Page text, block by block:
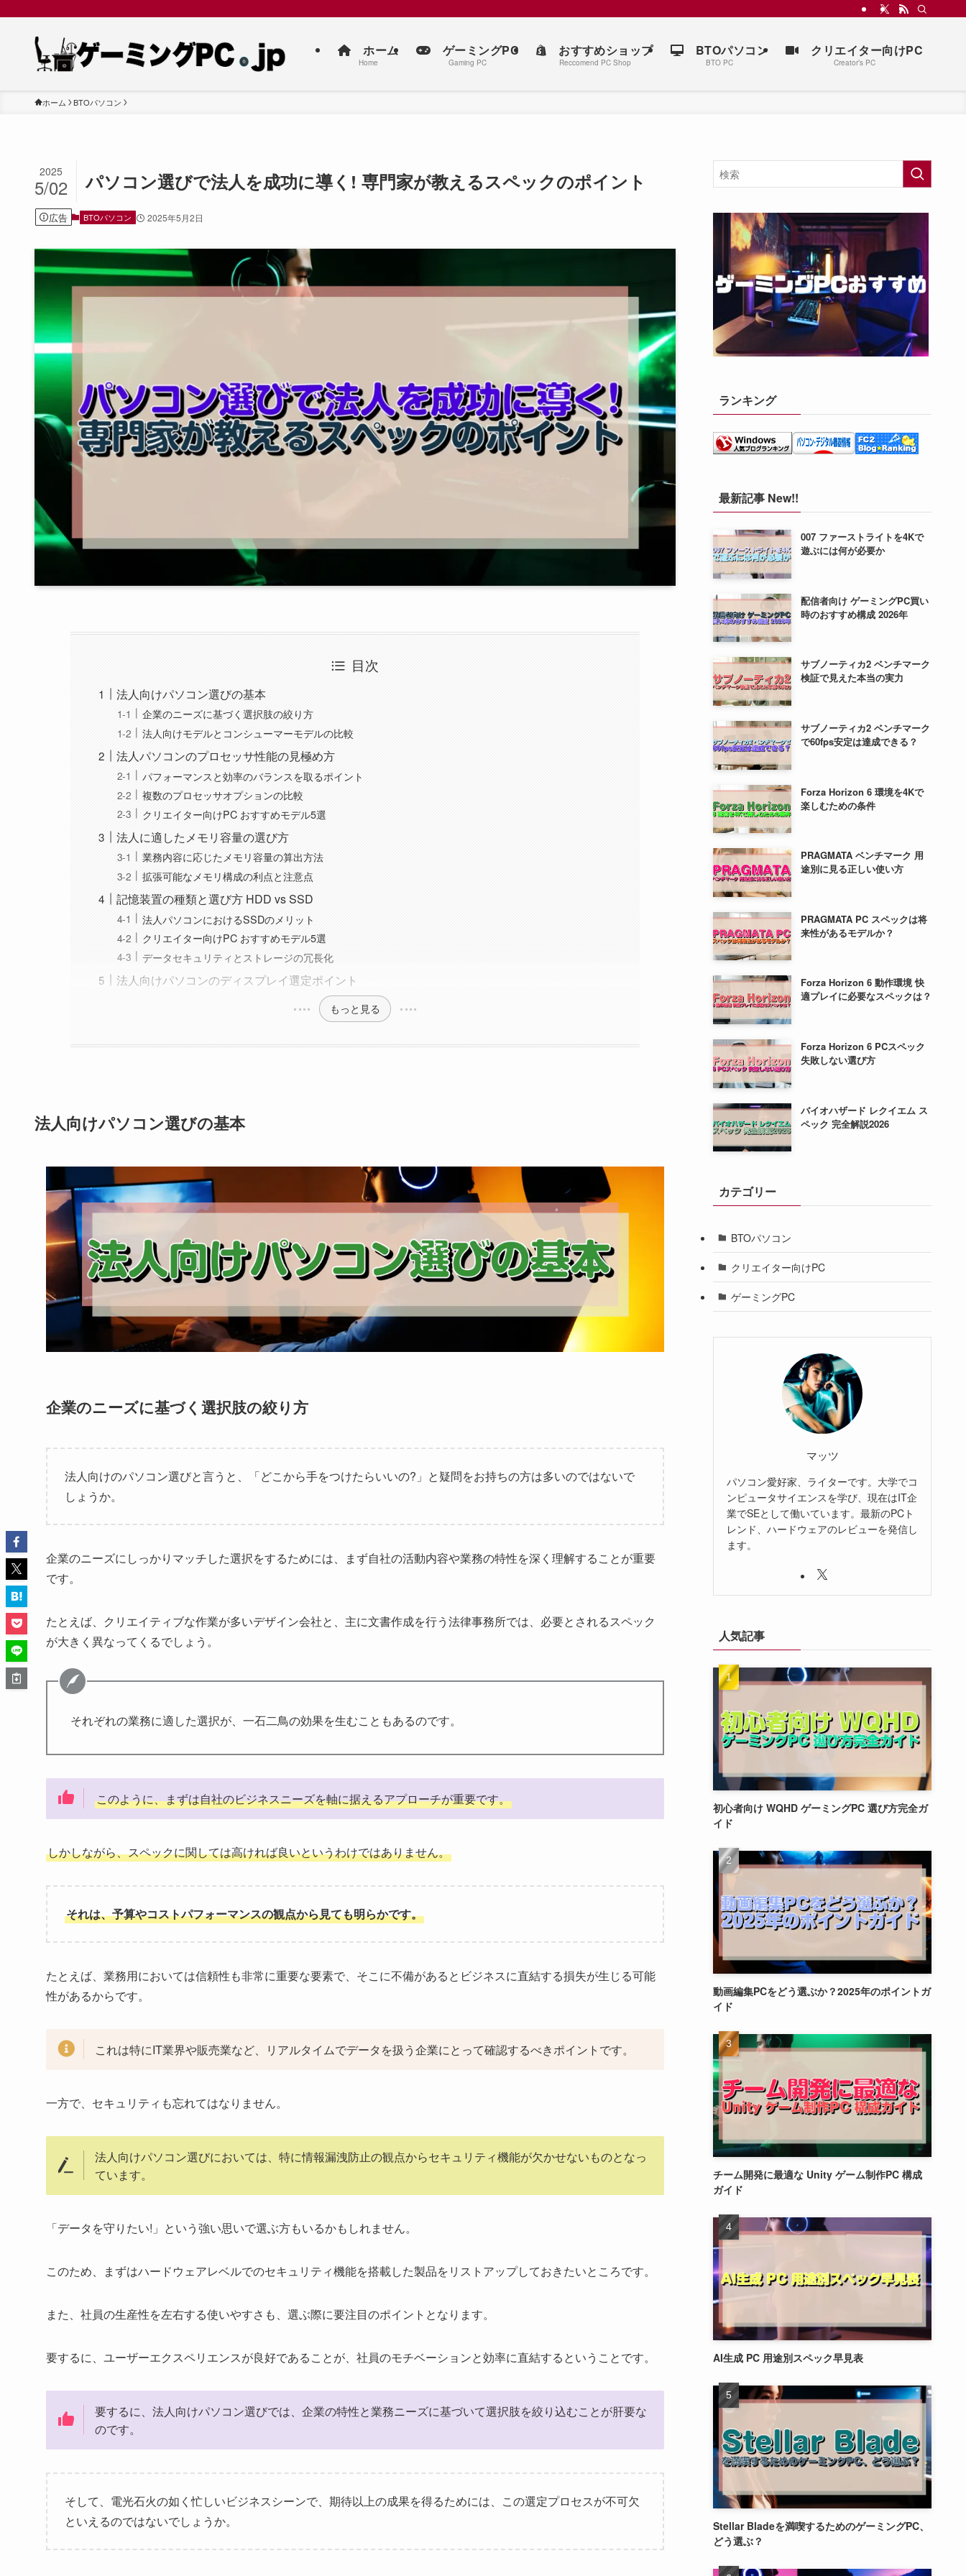
ホーム
Home
ゲーミングPC
Gaming PC
おすすめショップ
Reccomend PC Shop
BTOパソコン
BTO PC
クリエイター向けPC
Creator’s PC
ホーム BTOパソコン
パソコン選びで法人を成功に導く! 専門家が教えるスペックのポイント
2025
5/02
広告 BTOパソコン 2025年5月2日
目次
法人向けパソコン選びの基本
企業のニーズに基づく選択肢の絞り方
法人向けモデルとコンシューマーモデルの比較
法人パソコンのプロセッサ性能の見極め方
パフォーマンスと効率のバランスを取るポイント
複数のプロセッサオプションの比較
クリエイター向けPC おすすめモデル5選
法人に適したメモリ容量の選び方
業務内容に応じたメモリ容量の算出方法
拡張可能なメモリ構成の利点と注意点
記憶装置の種類と選び方 HDD vs SSD
法人パソコンにおけるSSDのメリット
クリエイター向けPC おすすめモデル5選
データセキュリティとストレージの冗長化
法人向けパソコンのディスプレイ選定ポイント
もっと見る
法人向けパソコン選びの基本
企業のニーズに基づく選択肢の絞り方
法人向けのパソコン選びと言うと、「どこから手をつけたらいいの?」と疑問をお持ちの方は多いのではないで
しょうか。
企業のニーズにしっかりマッチした選択をするためには、まず自社の活動内容や業務の特性を深く理解することが重要
です。
たとえば、クリエイティブな作業が多いデザイン会社と、主に文書作成を行う法律事務所では、必要とされるスペック
が大きく異なってくるでしょう。
それぞれの業務に適した選択が、一石二鳥の効果を生むこともあるのです。
このように、まずは自社のビジネスニーズを軸に据えるアプローチが重要です。
しかしながら、スペックに関しては高ければ良いというわけではありません。
それは、予算やコストパフォーマンスの観点から見ても明らかです。
たとえば、業務用においては信頼性も非常に重要な要素で、そこに不備があるとビジネスに直結する損失が生じる可能
性があるからです。
これは特にIT業界や販売業など、リアルタイムでデータを扱う企業にとって確認するべきポイントです。
一方で、セキュリティも忘れてはなりません。
法人向けパソコン選びにおいては、特に情報漏洩防止の観点からセキュリティ機能が欠かせないものとなっ
ています。
「データを守りたい!」という強い思いで選ぶ方もいるかもしれません。
このため、まずはハードウェアレベルでのセキュリティ機能を搭載した製品をリストアップしておきたいところです。
また、社員の生産性を左右する使いやすさも、選ぶ際に要注目のポイントとなります。
要するに、ユーザーエクスペリエンスが良好であることが、社員のモチベーションと効率に直結するということです。
要するに、法人向けパソコン選びでは、企業の特性と業務ニーズに基づいて選択肢を絞り込むことが肝要な
のです。
そして、電光石火の如く忙しいビジネスシーンで、期待以上の成果を得るためには、この選定プロセスが不可欠
といえるのではないでしょうか。
ランキング
最新記事 New!!
007 ファーストライトを4Kで
遊ぶには何が必要か
配信者向け ゲーミングPC買い
時のおすすめ構成 2026年
サブノーティカ2 ベンチマーク
検証で見えた本当の実力
サブノーティカ2 ベンチマーク
で60fps安定は達成できる？
Forza Horizon 6 環境を4Kで
楽しむための条件
PRAGMATA ベンチマーク 用
途別に見る正しい使い方
PRAGMATA PC スペックは将
来性があるモデルか？
Forza Horizon 6 動作環境 快
適プレイに必要なスペックは？
Forza Horizon 6 PCスペック
失敗しない選び方
バイオハザード レクイエム ス
ペック 完全解説2026
カテゴリー
BTOパソコン
クリエイター向けPC
ゲーミングPC
マッツ
パソコン愛好家、ライターです。大学でコ
ンピュータサイエンスを学び、現在はIT企
業でSEとして働いています。最新のPCト
レンド、ハードウェアのレビューを発信し
ます。
人気記事
初心者向け WQHD ゲーミングPC 選び方完全ガ
イド
動画編集PCをどう選ぶか？2025年のポイントガ
イド
チーム開発に最適な Unity ゲーム制作PC 構成
ガイド
AI生成 PC 用途別スペック早見表
Stellar Bladeを満喫するためのゲーミングPC、
どう選ぶ？